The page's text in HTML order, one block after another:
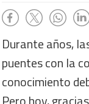
Durante años,
puentes con la
conocimiento